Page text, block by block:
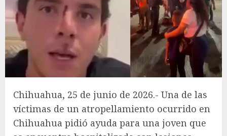
Chihuahua, 25 de junio de 2026.- Una de las
víctimas de un atropellamiento ocurrido en
Chihuahua pidió ayuda para una joven que